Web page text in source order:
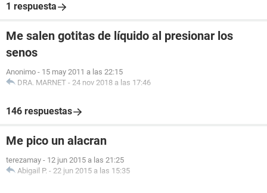
1 respuesta
Me salen gotitas de líquido al presionar los
senos
Anonimo - 15 may 2011 a las 22:15
DRA. MARNET - 24 nov 2018 a las 17:46
146 respuestas
Me pico un alacran
terezamay - 12 jun 2015 a las 21:25
Abigail P. - 22 jun 2015 a las 15:35